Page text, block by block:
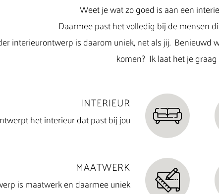
Weet je wat zo goed is aan een
Daarmee past het volledig bij de mensen
interieurontwerp is daarom uniek, net als jij.
komen? Ik laat het je
INTERIEUR
het interieur dat past bij jou
MAATWERK
is maatwerk en daarmee uniek